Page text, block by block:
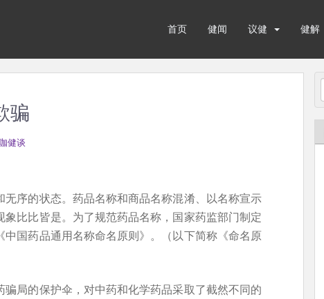
首页 健闻 议健 健解
骗
健谈
序的状态。药品名称和商品名称混淆、以名称宣示
比比皆是。为了规范药品名称，国家药监部门制定
国药品通用名称命名原则》。（以下简称《命名原
局的保护伞，对中药和化学药品采取了截然不同的